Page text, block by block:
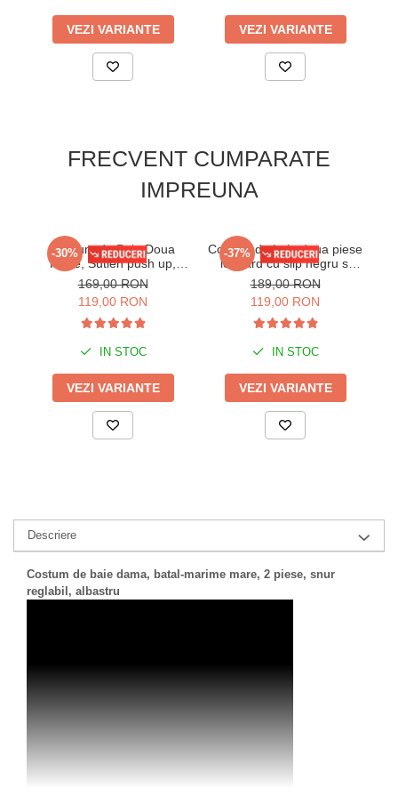
VEZI VARIANTE VEZI VARIANTE
FRECVENT CUMPARATE
IMPREUNA
-30%
Costum de Baie Doua
Piese, Sutien push up,
material tip raiat, lm043
mov
169,00 RON
119,00 RON
IN STOC
VEZI VARIANTE
-37%
Costum de baie doua piese
leopard cu slip negru si
sutien cu sustinere y9102
189,00 RON
119,00 RON
IN STOC
VEZI VARIANTE
Descriere
Costum de baie dama, batal-marime mare, 2 piese, snur
reglabil, albastru